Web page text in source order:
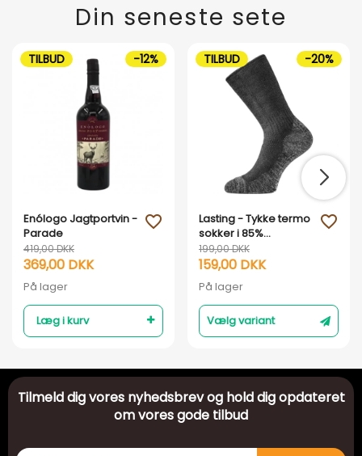
Din seneste sete
Enólogo Jagtportvin -
Parade
419,00 DKK
369,00 DKK
På lager
Læg i kurv
favorite_outline
TILBUD -12%
Lasting - Tykke termo
sokker i 85%
merinould
199,00 DKK
159,00 DKK
På lager
Vælg variant
favorite_outline
TILBUD -20%
Tilmeld dig vores nyhedsbrev og hold dig opdateret
om vores gode tilbud